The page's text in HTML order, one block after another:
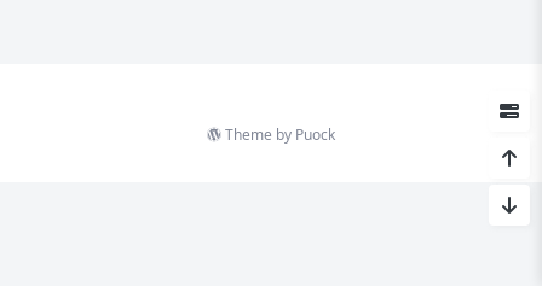
Theme by Puock